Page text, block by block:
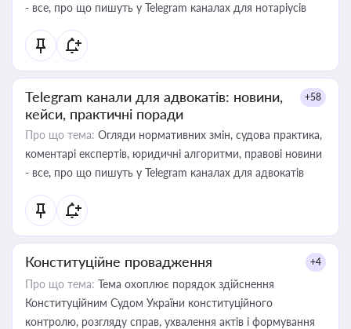
- все, про що пишуть у Telegram каналах для нотаріусів
Telegram канали для адвокатів: новини,
кейси, практичні поради
+58
Про що тема: Огляди нормативних змін, судова практика,
коментарі експертів, юридичні алгоритми, правові новини
- все, про що пишуть у Telegram каналах для адвокатів
Конституційне провадження +4
Про що тема: Тема охоплює порядок здійснення
Конституційним Судом України конституційного
контролю, розгляду справ, ухвалення актів і формування